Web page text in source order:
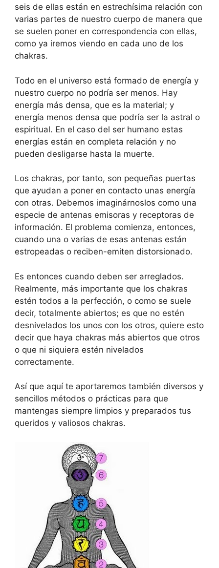
seis de ellas están en estrechísima relación con
varias partes de nuestro cuerpo de manera que
se suelen poner en correspondencia con ellas,
como ya iremos viendo en cada uno de los
chakras.
Todo en el universo está formado de energía y
nuestro cuerpo no podría ser menos. Hay
energía más densa, que es la material; y
energía menos densa que podría ser la astral o
espiritual. En el caso del ser humano estas
energías están en completa relación y no
pueden desligarse hasta la muerte.
Los chakras, por tanto, son pequeñas puertas
que ayudan a poner en contacto unas energía
con otras. Debemos imaginárnoslos como una
especie de antenas emisoras y receptoras de
información. El problema comienza, entonces,
cuando una o varias de esas antenas están
estropeadas o reciben-emiten distorsionado.
Es entonces cuando deben ser arreglados.
Realmente, más importante que los chakras
estén todos a la perfección, o como se suele
decir, totalmente abiertos; es que no estén
desnivelados los unos con los otros, quiere esto
decir que haya chakras más abiertos que otros
o que ni siquiera estén nivelados
correctamente.
Así que aquí te aportaremos también diversos y
sencillos métodos o prácticas para que
mantengas siempre limpios y preparados tus
queridos y valiosos chakras.